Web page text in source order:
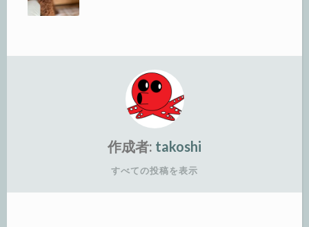
作成者: takoshi
すべての投稿を表示